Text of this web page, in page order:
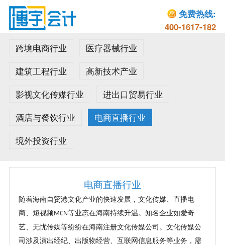
免费热线:
400-1617-182
跨境电商行业
医疗器械行业
建筑工程行业
高新技术产业
影视文化传媒行业
进出口贸易行业
酒店与餐饮行业
电商直播行业
境外投资行业
电商直播行业
随着海南自贸港文化产业的快速发展，文化传媒、直播电
商、短视频MCN等业态在海南持续升温。知名企业如爱奇
艺、无忧传媒等纷纷在海南注册文化传媒公司。文化传媒公
司涉及演出经纪、出版物经营、互联网信息服务等业务，需